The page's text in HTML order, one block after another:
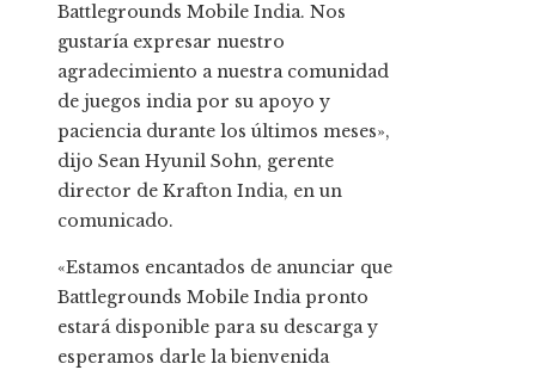
Battlegrounds Mobile India. Nos
gustaría expresar nuestro
agradecimiento a nuestra comunidad
de juegos india por su apoyo y
paciencia durante los últimos meses»,
dijo Sean Hyunil Sohn, gerente
director de Krafton India, en un
comunicado.
«Estamos encantados de anunciar que
Battlegrounds Mobile India pronto
estará disponible para su descarga y
esperamos darle la bienvenida